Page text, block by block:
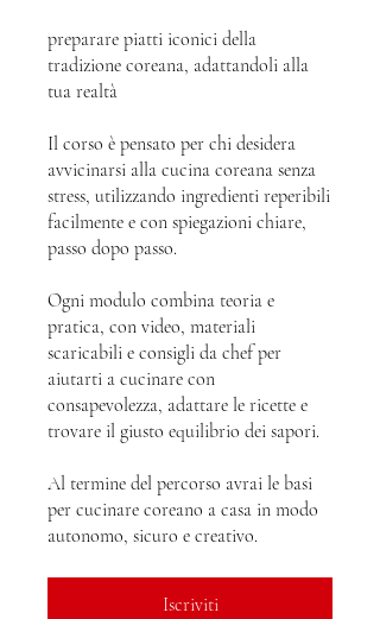
preparare piatti iconici della
tradizione coreana, adattandoli alla
tua realtà
Il corso è pensato per chi desidera
avvicinarsi alla cucina coreana senza
stress, utilizzando ingredienti reperibili
facilmente e con spiegazioni chiare,
passo dopo passo.
Ogni modulo combina teoria e
pratica, con video, materiali
scaricabili e consigli da chef per
aiutarti a cucinare con
consapevolezza, adattare le ricette e
trovare il giusto equilibrio dei sapori.
Al termine del percorso avrai le basi
per cucinare coreano a casa in modo
autonomo, sicuro e creativo.
Iscriviti